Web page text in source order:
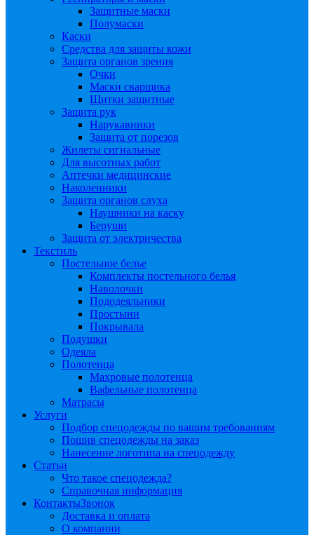
Защитные маски
Полумаски
Каски
Средства для защиты кожи
Защита органов зрения
Очки
Маски сварщика
Щитки защитные
Защита рук
Нарукавники
Защита от порезов
Жилеты сигнальные
Для высотных работ
Аптечки медицинские
Наколенники
Защита органов слуха
Наушники на каску
Беруши
Защита от электричества
Текстиль
Постельное белье
Комплекты постельного белья
Наволочки
Пододеяльники
Простыни
Покрывала
Подушки
Одеяла
Полотенца
Махровые полотенца
Вафельные полотенца
Матрасы
Услуги
Подбор спецодежды по вашим требованиям
Пошив спецодежды на заказ
Нанесение логотипа на спецодежду
Статьи
Что такое спецодежда?
Справочная информация
КонтактыЗвонок
Доставка и оплата
О компании